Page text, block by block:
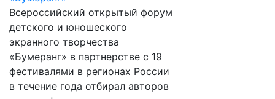
Всероссийский открытый форум
детского и юношеского
экранного творчества
«Бумеранг» в партнерстве с 19
фестивалями в регионах России
в течение года отбирал авторов